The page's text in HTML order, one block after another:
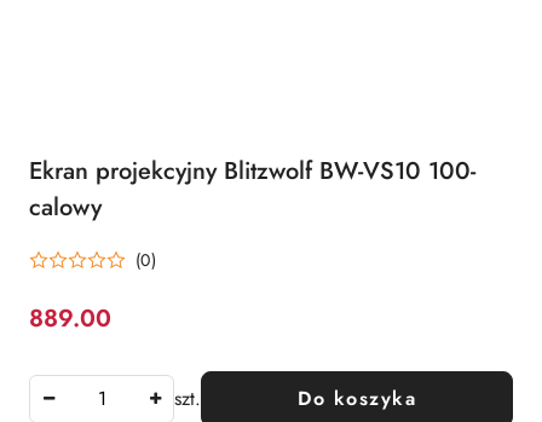
Ekran projekcyjny Blitzwolf BW-VS10 100-
calowy
(0)
Cena:
889.00
szt. Do koszyka